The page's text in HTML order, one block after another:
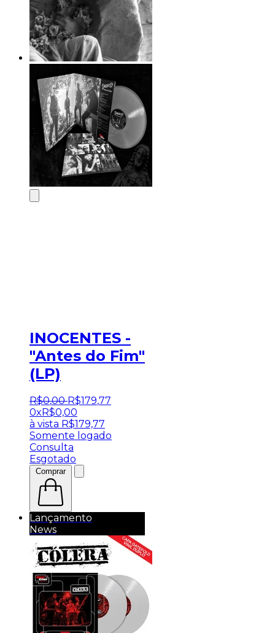
INOCENTES -
"Antes do Fim"
(LP)
R$0,00 R$179,77
0x R$0,00
à vista R$179,77
Somente logado
Consulta
Esgotado
Comprar